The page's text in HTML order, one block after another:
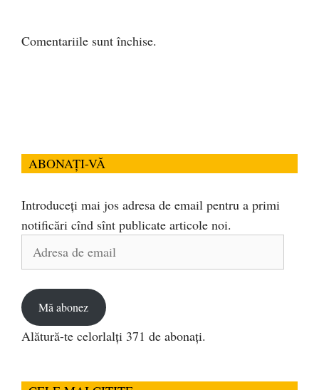
Comentariile sunt închise.
ABONAȚI-VĂ
Introduceți mai jos adresa de email pentru a primi
notificări cînd sînt publicate articole noi.
Adresa
Mă abonez
Alătură-te celorlalți 371 de abonați.